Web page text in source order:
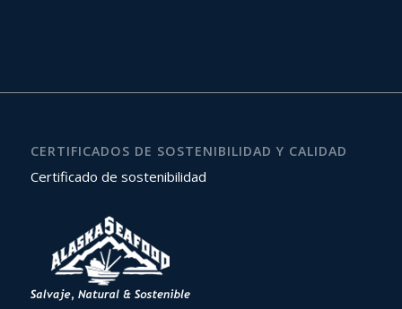
CERTIFICADOS DE SOSTENIBILIDAD Y CALIDAD
Certificado de sostenibilidad